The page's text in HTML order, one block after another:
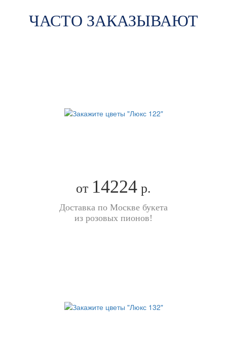
ЧАСТО ЗАКАЗЫВАЮТ
от 14224 р.
Доставка по Москве букета
из розовых пионов!